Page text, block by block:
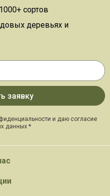
сортов
деревьях и
и даю согласие
данных *